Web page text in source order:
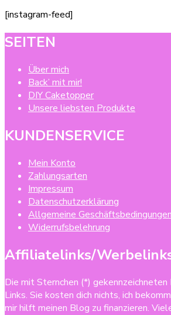
[instagram-feed]
SEITEN
Über mich
Back’ mit mir!
DIY Caketopper
Unsere liebsten Produkte
KUNDENSERVICE
Mein Konto
Zahlungsarten
Impressum
Datenschutzerklärung
Allgemeine Geschäftsbedingungen
Widerrufsbelehrung
Affiliatelinks/
Die mit Sternchen (*)
Links. Sie kosten dich nichts, ich
mir hilft meinen Blog zu finanzieren.